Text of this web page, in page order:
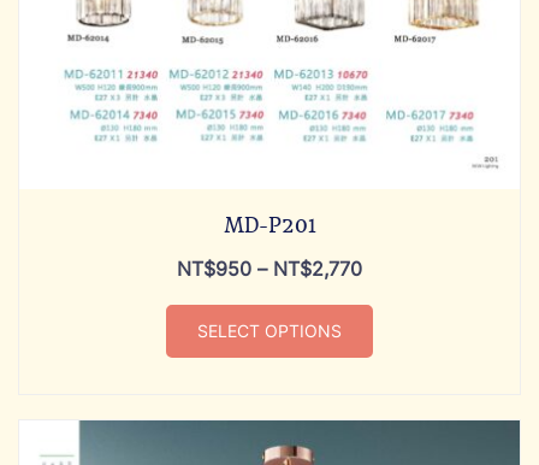
MD-P201
NT$950 – NT$2,770
SELECT OPTIONS